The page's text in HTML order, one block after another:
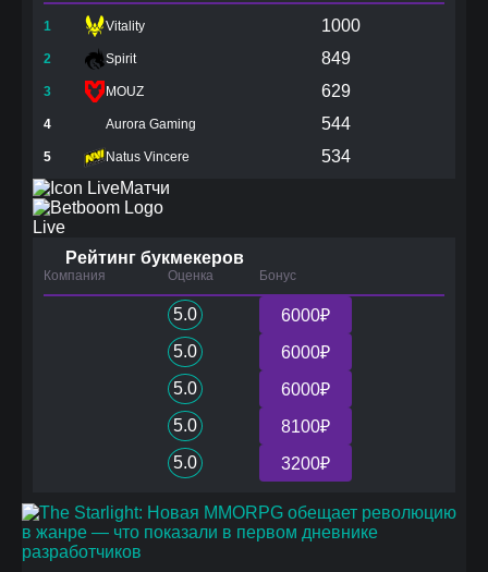
1 Vitality 1000
2 Spirit 849
3 MOUZ 629
4 Aurora Gaming 544
5 Natus Vincere
534
Матчи
Live
Рейтинг букмекеров
Компания Оценка Бонус
5.0
6000₽
5.0
6000₽
5.0
6000₽
5.0
8100₽
5.0
3200₽